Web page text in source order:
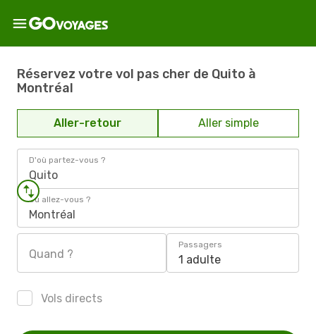
Réservez votre vol pas cher de Quito à
Montréal
Aller-retour Aller simple
D'où partez-vous ?
Quito
Où allez-vous ?
Montréal
Quand ?
Passagers
1 adulte
Vols directs